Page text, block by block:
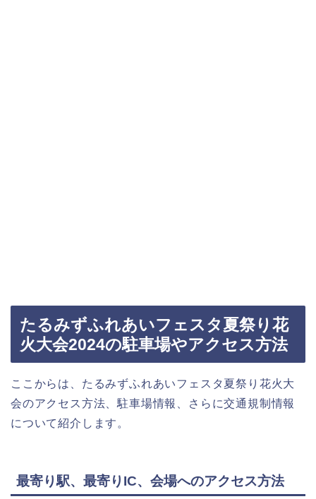
たるみずふれあいフェスタ夏祭り花
火大会2024の駐車場やアクセス方法
ここからは、たるみずふれあいフェスタ夏祭り花火大
会のアクセス方法、駐車場情報、さらに交通規制情報
について紹介します。
最寄り駅、最寄りIC、会場へのアクセス方法